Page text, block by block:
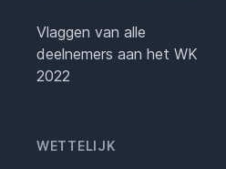
Vlaggen van alle
deelnemers aan het WK
2022
WETTELIJK